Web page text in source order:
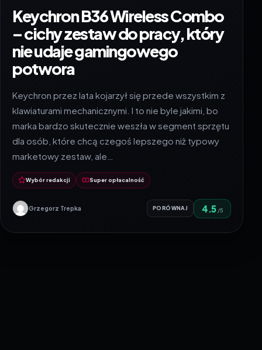
Keychron B36 Wireless Combo
– cichy zestaw do pracy, który
nie udaje gamingowego
potwora
Keychron przez lata kojarzył się przede wszystkim z
klawiaturami mechanicznymi. I to nie byle jakimi, bo
marka bardzo skutecznie weszła w segment sprzętu
dla osób, które chcą czegoś lepszego niż typowy
marketowy zestaw, ale…
Wybór redakcji Super opłacalność
Grzegorz Trepka PORÓWNAJ 4.5 /5